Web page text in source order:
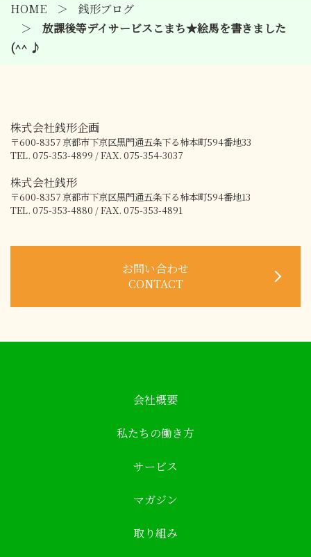
HOME
銭形ブログ
放課後等デイサービスこまち★絵馬を書きました
(^^ ♪
株式会社銭形企画
〒600-8357京都市下京区黒門通五条下る柿本町594番地33
TEL. 075-353-4899 / FAX. 075-354-3037
株式会社銭形
〒600-8357京都市下京区黒門通五条下る柿本町594番地13
TEL. 075-353-4880 / FAX. 075-353-4891
お問い合わせ
CONTACT
会社概要
私たちの働き方
サービス
マガジン
取り組み